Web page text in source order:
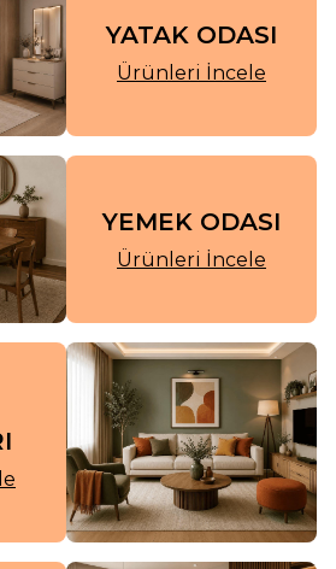
YATAK ODASI
Ürünleri İncele
YEMEK ODASI
Ürünleri İncele